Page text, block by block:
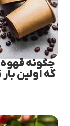
چگونه
که اولین